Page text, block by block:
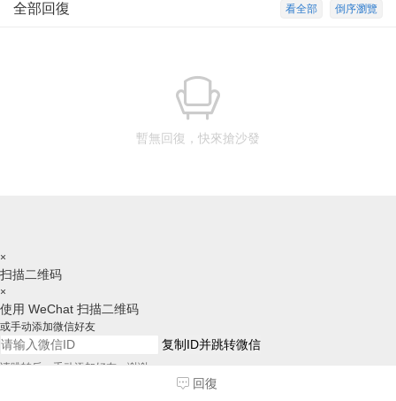
倒序瀏覽
看全部
全部回復
暫無回復，快來搶沙發
回復
×
扫描二维码
×
使用 WeChat 扫描二维码
或手动添加微信好友
复制ID并跳转微信
请跳转后，手动添加好友，谢谢